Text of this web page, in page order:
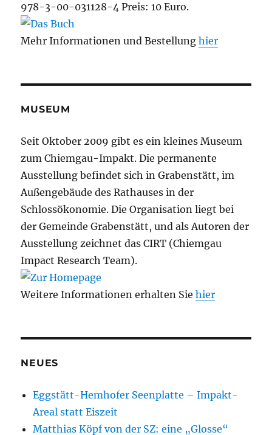
978-3-00-031128-4 Preis: 10 Euro.
Mehr Informationen und Bestellunghier
MUSEUM
Seit Oktober 2009 gibt es ein kleines Museum
zum Chiemgau-Impakt. Die permanente
Ausstellung befindet sich in Grabenstätt, im
Außengebäude des Rathauses in der
Schlossökonomie. Die Organisation liegt bei
der Gemeinde Grabenstätt, und als Autoren der
Ausstellung zeichnet das CIRT (Chiemgau
Impact Research Team).
Weitere Informationen erhalten Siehier
NEUES
Eggstätt-Hemhofer Seenplatte – Impakt-
Areal statt Eiszeit
Matthias Köpf von der SZ: eine „Glosse“